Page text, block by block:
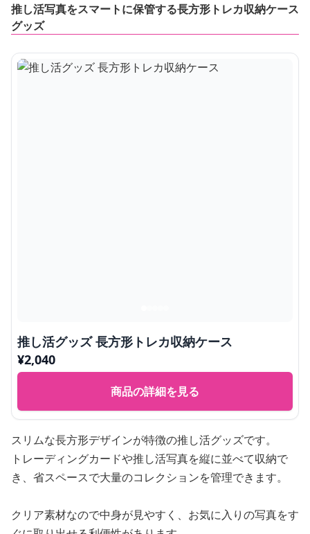
推し活写真をスマートに保管する長方形トレカ収納ケース
グッズ
推し活グッズ 長方形トレカ収納ケース
¥2,040
商品の詳細を見る
スリムな長方形デザインが特徴の推し活グッズです。
トレーディングカードや推し活写真を縦に並べて収納で
き、省スペースで大量のコレクションを管理できます。
クリア素材なので中身が見やすく、お気に入りの写真をす